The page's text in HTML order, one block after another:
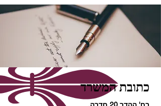
כתובת המשרד